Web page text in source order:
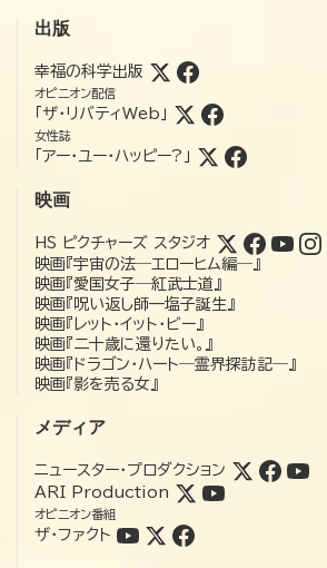
出版
幸福の科学出版
オピニオン配信
「ザ・リバティWeb」
女性誌
「アー・ユー・ハッピー?」
映画
HS ピクチャーズ スタジオ
映画『宇宙の法―エローヒム編―』
映画『愛国女子―紅武士道』
映画『呪い返し師—塩子誕生』
映画『レット・イット・ビー』
映画『二十歳に還りたい。』
映画『ドラゴン・ハート―霊界探訪記―』
映画『影を売る女』
メディア
ニュースター・プロダクション
ARI Production
オピニオン番組
ザ・ファクト